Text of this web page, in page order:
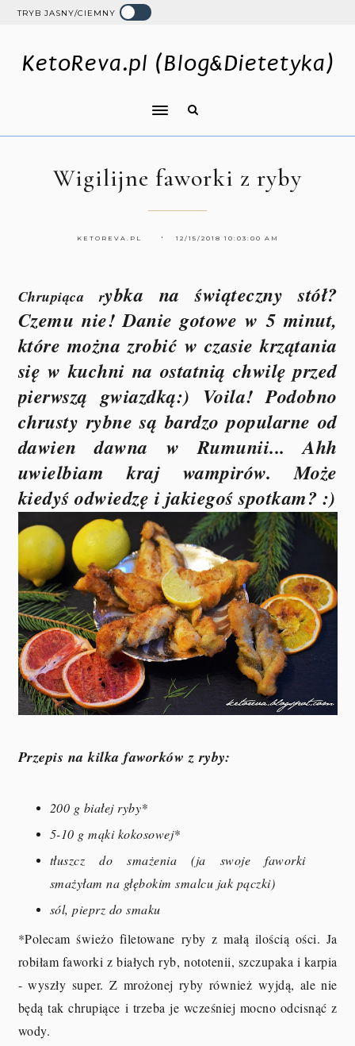
TRYB JASNY/CIEMNY
KetoReva.pl (Blog&Dietetyka)
Wigilijne faworki z ryby
KETOREVA.PL 12/15/2018 10:03:00 AM
Chrupiąca rybka na świąteczny stół?
Czemu nie! Danie gotowe w 5 minut,
które można zrobić w czasie krzątania
się w kuchni na ostatnią chwilę przed
pierwszą gwiazdką:) Voila! Podobno
chrusty rybne są bardzo popularne od
dawien dawna w Rumunii... Ahh
uwielbiam kraj wampirów. Może
kiedyś odwiedzę i jakiegoś spotkam? :)
Przepis na kilka faworków z ryby:
200 g białej ryby*
5-10 g mąki kokosowej*
tłuszcz do smażenia (ja swoje faworki
smażyłam na głębokim smalcu jak pączki)
sól, pieprz do smaku
*Polecam świeżo filetowane ryby z małą ilością ości. Ja
robiłam faworki z białych ryb, nototenii, szczupaka i karpia
- wyszły super. Z mrożonej ryby również wyjdą, ale nie
będą tak chrupiące i trzeba je wcześniej mocno odcisnąć z
wody.